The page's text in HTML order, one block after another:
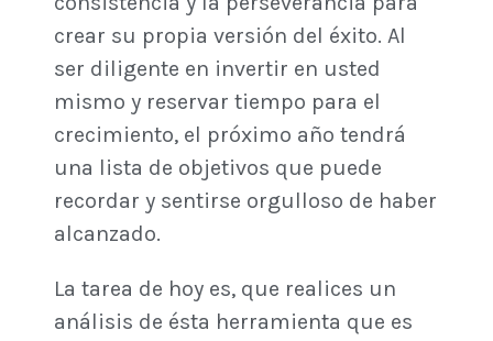
crear su propia versión del éxito. Al
ser diligente en invertir en usted
mismo y reservar tiempo para el
crecimiento, el próximo año tendrá
una lista de objetivos que puede
recordar y sentirse orgulloso de haber
alcanzado.
La tarea de hoy es, que realices un
análisis de ésta herramienta que es